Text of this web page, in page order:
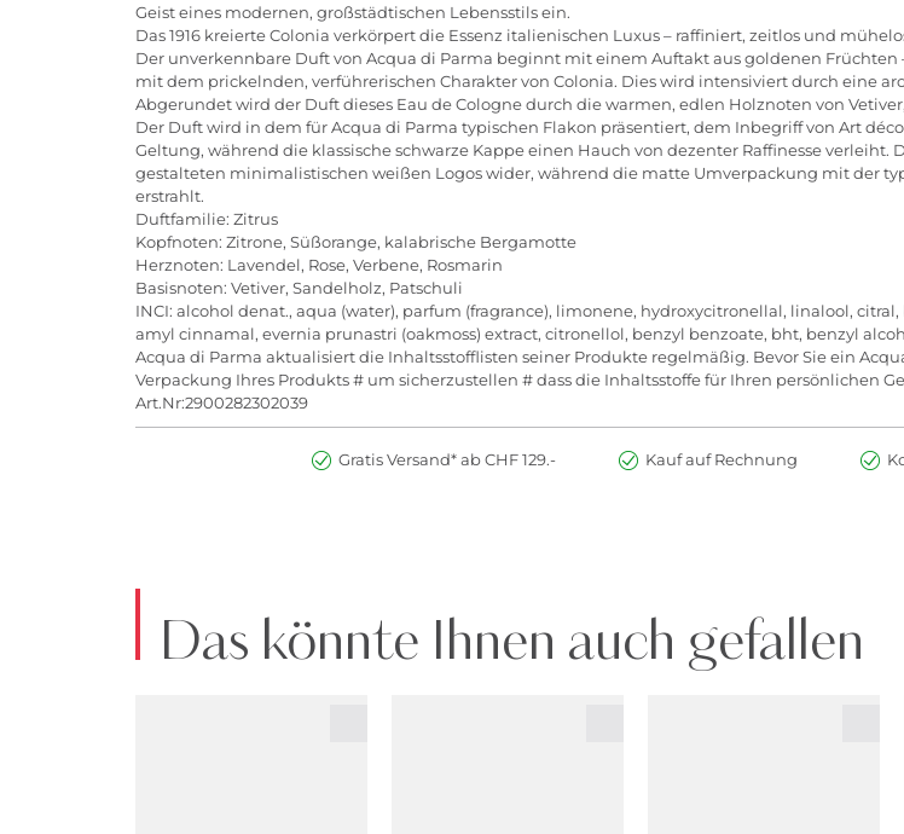
Geist eines modernen, großstädtischen Lebensstils ein.
Das 1916 kreierte Colonia verkörpert die Essenz italienischen Luxus – raffiniert, zeitlos und
Der unverkennbare Duft von Acqua di Parma beginnt mit einem Auftakt aus goldenen
mit dem prickelnden, verführerischen Charakter von Colonia. Dies wird intensiviert durch eine
Abgerundet wird der Duft dieses Eau de Cologne durch die warmen, edlen Holznoten von
Der Duft wird in dem für Acqua di Parma typischen Flakon präsentiert, dem Inbegriff von Art
Geltung, während die klassische schwarze Kappe einen Hauch von dezenter Raffinesse
gestalteten minimalistischen weißen Logos wider, während die matte Umverpackung mit der
erstrahlt.
Duftfamilie: Zitrus
Kopfnoten: Zitrone, Süßorange, kalabrische Bergamotte
Herznoten: Lavendel, Rose, Verbene, Rosmarin
Basisnoten: Vetiver, Sandelholz, Patschuli
INCI: alcohol denat., aqua (water), parfum (fragrance), limonene, hydroxycitronellal, linalool,
amyl cinnamal, evernia prunastri (oakmoss) extract, citronellol, benzyl benzoate, bht, benzyl
Acqua di Parma aktualisiert die Inhaltsstofflisten seiner Produkte regelmäßig. Bevor Sie ein
Verpackung Ihres Produkts # um sicherzustellen # dass die Inhaltsstoffe für Ihren persönlichen
Art.Nr:2900282302039
Gratis Versand* ab CHF 129.- Kauf auf Rechnung
Das könnte Ihnen auch gefallen